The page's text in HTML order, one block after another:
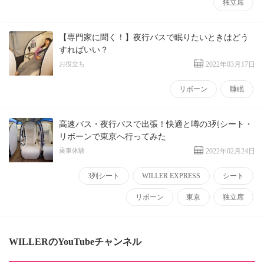
独立席
【専門家に聞く！】夜行バスで眠りたいときはどう
すればいい？
お役立ち 2022年03月17日
リボーン 睡眠
高速バス・夜行バスで出張！快適と噂の3列シート・
リボーンで東京へ行ってみた
乗車体験 2022年02月24日
3列シート WILLER EXPRESS シート
リボーン 東京 独立席
WILLERのYouTubeチャンネル